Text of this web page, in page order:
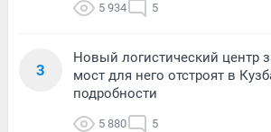
5 934 5
3
Новый логистический центр
мост для него отстроят в
подробности
5 880 5